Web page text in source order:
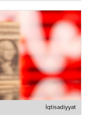
İqtisadiyyat